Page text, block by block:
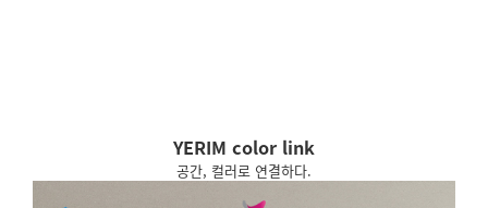
YERIM color link
공간, 컬러로 연결하다.